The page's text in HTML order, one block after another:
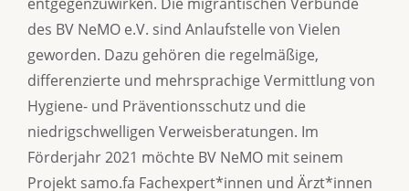
des BV NeMO e.V. sind Anlaufstelle von Vielen
geworden. Dazu gehören die regelmäßige,
differenzierte und mehrsprachige Vermittlung von
Hygiene- und Präventionsschutz und die
niedrigschwelligen Verweisberatungen. Im
Förderjahr 2021 möchte BV NeMO mit seinem
Projekt samo.fa Fachexpert*innen und Ärzt*innen